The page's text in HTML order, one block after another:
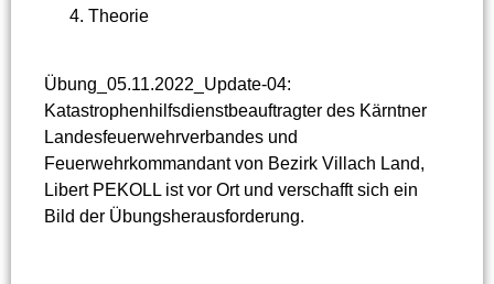
Theorie
Übung_05.11.2022_Update-04:
Katastrophenhilfsdienstbeauftragter des Kärntner
Landesfeuerwehrverbandes und
Feuerwehrkommandant von Bezirk Villach Land,
Libert PEKOLL ist vor Ort und verschafft sich ein
Bild der Übungsherausforderung.